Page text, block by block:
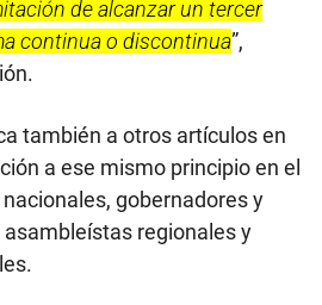
de alcanzar un tercer
continua o discontinua”,
también a otros artículos en
a ese mismo principio en el
gobernadores y
regionales y